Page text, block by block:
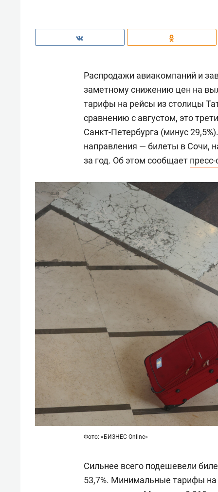
Распродажи авиакомпаний и
заметному снижению цен на
тарифы на рейсы из столицы
сравнению с августом, это
Санкт-Петербурга (минус
направления — билеты в Сочи,
за год. Об этом сообщает
Фото: «БИЗНЕС Online»
Сильнее всего подешевели
53,7%. Минимальные тарифы на